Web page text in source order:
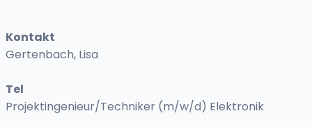
Kontakt
Gertenbach, Lisa
Tel
Projektingenieur/Techniker (m/w/d) Elektronik